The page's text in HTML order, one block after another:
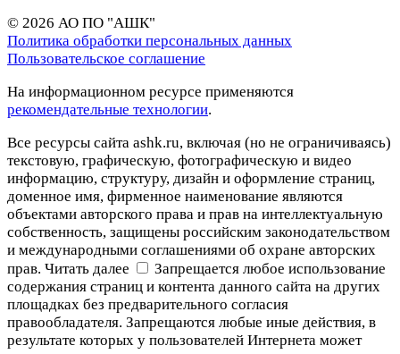
© 2026 АО ПО "АШК"
Политика обработки персональных данных
Пользовательское соглашение
На информационном ресурсе применяются
рекомендательные технологии.
Все ресурсы сайта ashk.ru, включая (но не ограничиваясь)
текстовую, графическую, фотографическую и видео
информацию, структуру, дизайн и оформление страниц,
доменное имя, фирменное наименование являются
объектами авторского права и прав на интеллектуальную
собственность, защищены российским законодательством
и международными соглашениями об охране авторских
прав. Читать далее
Запрещается любое использование
содержания страниц и контента данного сайта на других
площадках без предварительного согласия
правообладателя. Запрещаются любые иные действия, в
результате которых у пользователей Интернета может